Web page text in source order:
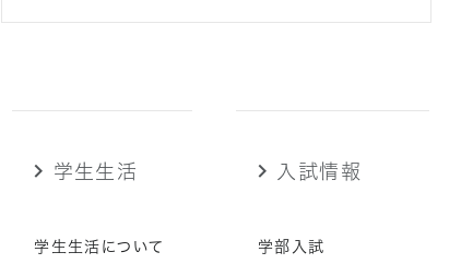
学生生活
学生生活について
入試情報
学部入試